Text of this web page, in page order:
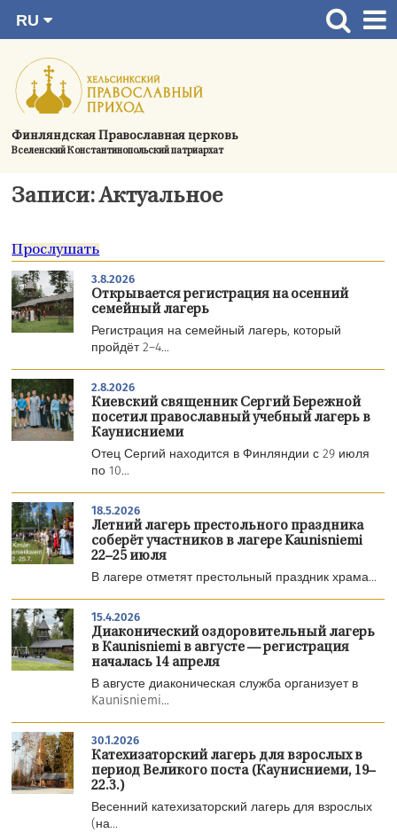
содержимому
Финляндская Православная церковь
Вселенский Константинопольский патриархат
RU
SV
EN
UA
Главная страница
Актуальное
Україна
О приходе
Записи: Актуальное
Прослушать
3.8.2026
Открывается регистрация на осенний
семейный лагерь
Регистрация на семейный лагерь, который
пройдёт 2–4...
2.8.2026
Киевский священник Сергий Бережной
посетил православный учебный лагерь в
Каунисниеми
Отец Сергий находится в Финляндии с 29 июля
по 10...
18.5.2026
Летний лагерь престольного праздника
соберёт участников в лагере Kaunisniemi
22–25 июля
В лагере отметят престольный праздник храма...
15.4.2026
Диаконический оздоровительный лагерь
в Каunisniemi в августе — регистрация
началась 14 апреля
В августе диаконическая служба организует в
Kaunisniemi...
30.1.2026
Катехизаторский лагерь для взрослых в
период Великого поста (Каунисниеми, 19–
22.3.)
Весенний катехизаторский лагерь для взрослых
(на...